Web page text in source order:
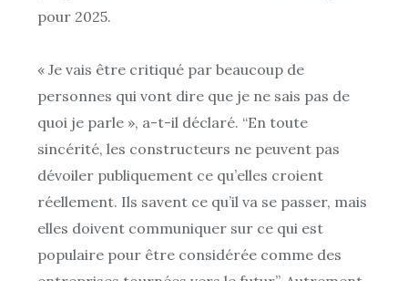
pour 2025.
« Je vais être critiqué par beaucoup de
personnes qui vont dire que je ne sais pas de
quoi je parle », a-t-il déclaré. “En toute
sincérité, les constructeurs ne peuvent pas
dévoiler publiquement ce qu’elles croient
réellement. Ils savent ce qu’il va se passer, mais
elles doivent communiquer sur ce qui est
populaire pour être considérée comme des